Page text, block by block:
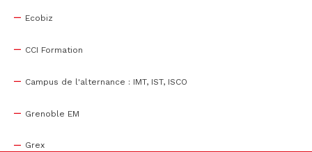
Ecobiz
CCI Formation
Campus de l'alternance : IMT, IST, ISCO
Grenoble EM
Grex